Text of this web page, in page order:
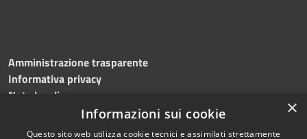
Amministrazione trasparente
Informativa privacy
Note legali
Dichiarazione di accessibilità
×
Informazioni sui cookie
Questo sito web utilizza cookie tecnici e assimilati strettamente